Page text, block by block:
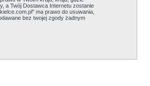
a Twój Dostawca Internetu zostanie
ma prawo do usuwania,
bez twojej zgody żadnym